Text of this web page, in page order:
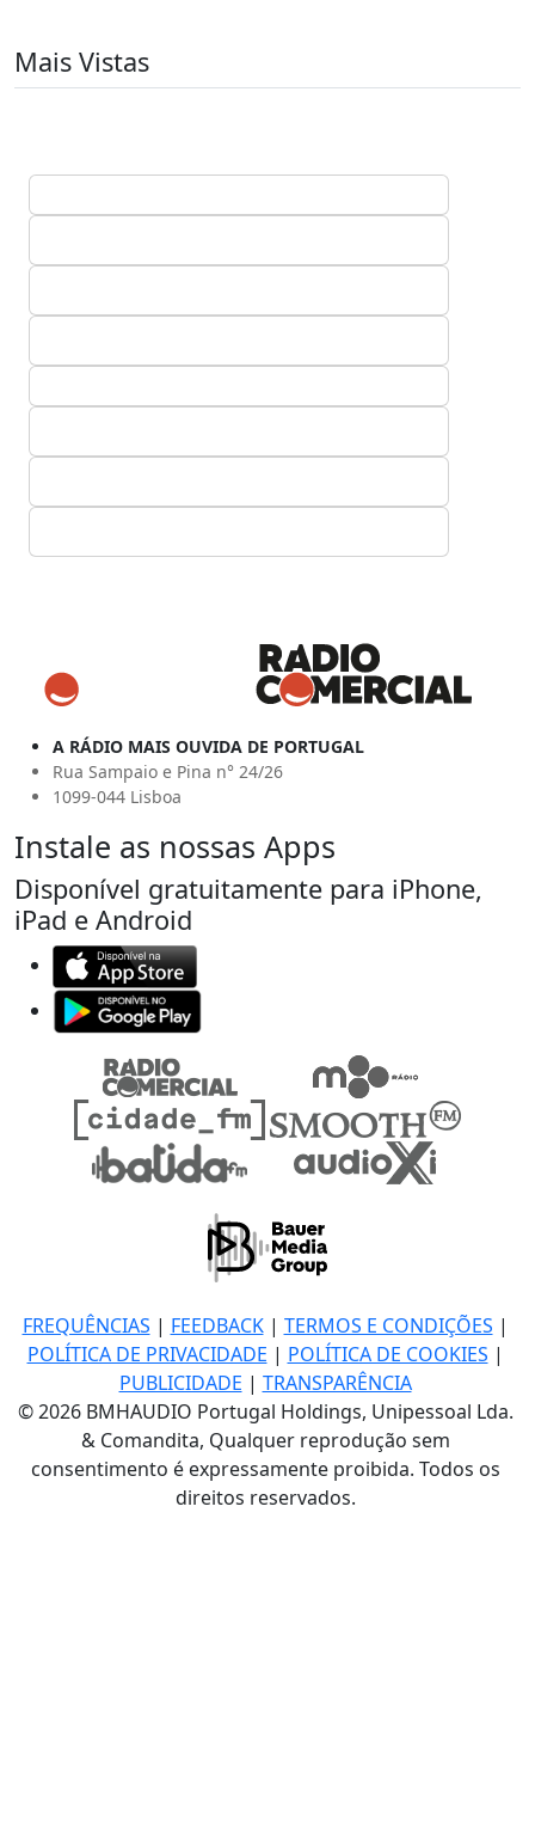
Mais Vistas
A RÁDIO MAIS OUVIDA DE PORTUGAL
Rua Sampaio e Pina n° 24/26
1099-044 Lisboa
Instale as nossas Apps
Disponível gratuitamente para iPhone,
iPad e Android
FREQUÊNCIAS | FEEDBACK| TERMOS E CONDIÇÕES |
POLÍTICA DE PRIVACIDADE | POLÍTICA DE COOKIES |
PUBLICIDADE | TRANSPARÊNCIA
© 2026 BMHAUDIO Portugal Holdings, Unipessoal Lda.
& Comandita, Qualquer reprodução sem
consentimento é expressamente proibida. Todos os
direitos reservados.